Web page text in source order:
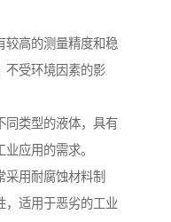
较高的测量精度和稳
不受环境因素的影
同类型的液体，具有
应用的需求。
采用耐腐蚀材料制
，适用于恶劣的工业